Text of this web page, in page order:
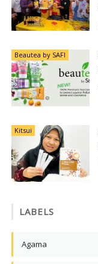
Beautea by SAFI
Kitsui
LABELS
Agama